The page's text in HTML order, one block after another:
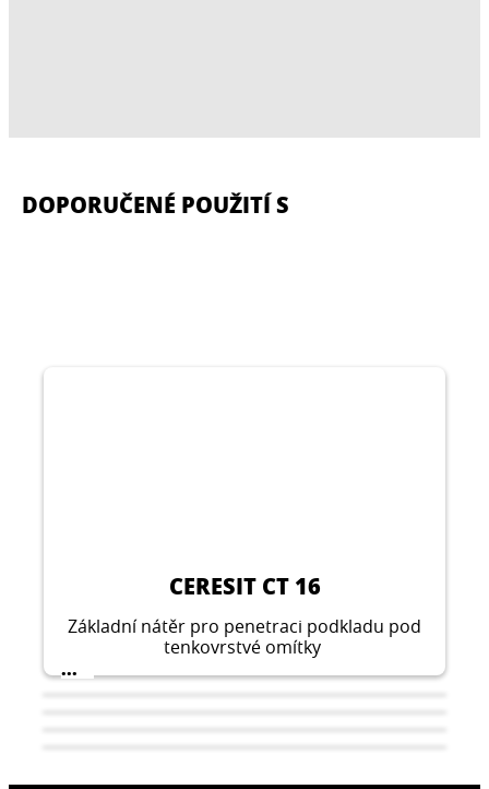
DOPORUČENÉ POUŽITÍ S
CERESIT CT 16
Základní nátěr pro penetraci podkladu pod
tenkovrstvé omítky
...